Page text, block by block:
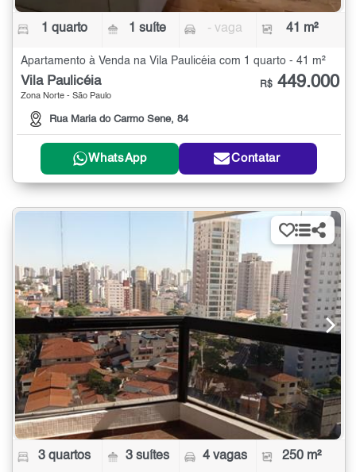
1 quarto 1 suíte - vaga 41 m²
Apartamento à Venda na Vila Paulicéia com 1 quarto - 41 m²
Vila Paulicéia
Zona Norte - São Paulo
Rua Maria do Carmo Sene, 84
R$ 449.000
WhatsApp Contatar
3 quartos 3 suítes 4 vagas 250 m²